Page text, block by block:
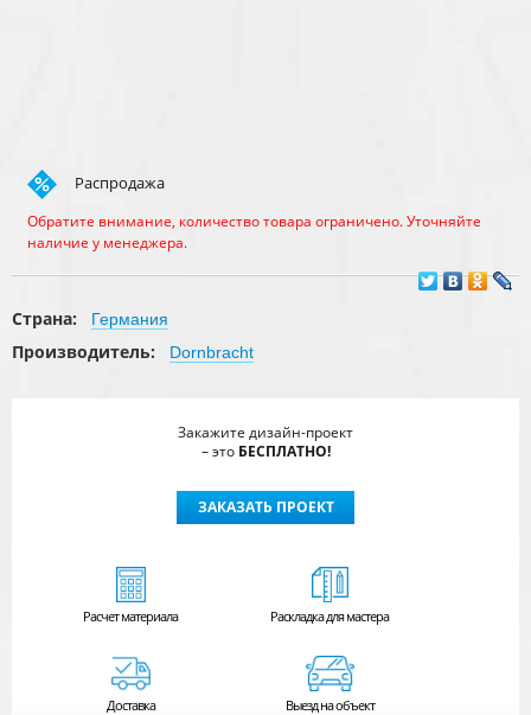
Распродажа
Обратите внимание, количество товара ограничено. Уточняйте
наличие у менеджера.
Страна: Германия
Производитель: Dornbracht
Закажите дизайн-проект
– это БЕСПЛАТНО!
ЗАКАЗАТЬ ПРОЕКТ
Расчетматериала Раскладка для мастера
Доставка Выезд на объект